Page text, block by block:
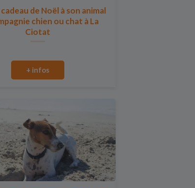
de Noël à son animal
chien ou chat à La
Ciotat
+ infos